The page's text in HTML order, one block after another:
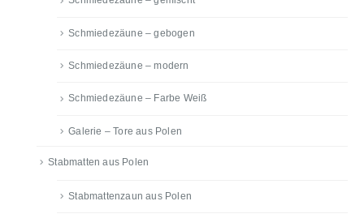
Schmiedezäune – gebogen
Schmiedezäune – modern
Schmiedezäune – Farbe Weiß
Galerie – Tore aus Polen
Stabmatten aus Polen
Stabmattenzaun aus Polen